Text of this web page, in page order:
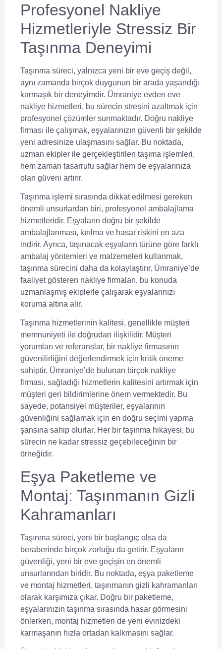
Profesyonel Nakliye
Hizmetleriyle Stressiz Bir
Taşınma Deneyimi
Taşınma süreci, yalnızca yeni bir eve geçiş değil,
aynı zamanda birçok duygunun bir arada yaşandığı
karmaşık bir deneyimdir. Ümraniye evden eve
nakliye hizmetleri, bu sürecin stresini azaltmak için
profesyonel çözümler sunmaktadır. Doğru nakliye
firması ile çalışmak, eşyalarınızın güvenli bir şekilde
yeni adresinize ulaşmasını sağlar. Bu noktada,
uzman ekipler ile gerçekleştirilen taşıma işlemleri,
hem zaman tasarrufu sağlar hem de eşyalarınıza
olan güveni artırır.
Taşınma işlemi sırasında dikkat edilmesi gereken
önemli unsurlardan biri, profesyonel ambalajlama
hizmetleridir. Eşyaların doğru bir şekilde
ambalajlanması, kırılma ve hasar riskini en aza
indirir. Ayrıca, taşınacak eşyaların türüne göre farklı
ambalaj yöntemleri ve malzemeleri kullanmak,
taşınma sürecini daha da kolaylaştırır. Ümraniye’de
faaliyet gösteren nakliye firmaları, bu konuda
uzmanlaşmış ekiplerle çalışarak eşyalarınızı
koruma altına alır.
Taşınma hizmetlerinin kalitesi, genellikle müşteri
memnuniyeti ile doğrudan ilişkilidir. Müşteri
yorumları ve referanslar, bir nakliye firmasının
güvenilirliğini değerlendirmek için kritik öneme
sahiptir. Ümraniye’de bulunan birçok nakliye
firması, sağladığı hizmetlerin kalitesini artırmak için
müşteri geri bildirimlerine önem vermektedir. Bu
sayede, potansiyel müşteriler, eşyalarının
güvenliğini sağlamak için en doğru seçimi yapma
şansına sahip olurlar. Her bir taşınma hikayesi, bu
sürecin ne kadar stressiz geçebileceğinin bir
örneğidir.
Eşya Paketleme ve
Montaj: Taşınmanın Gizli
Kahramanları
Taşınma süreci, yeni bir başlangıç olsa da
beraberinde birçok zorluğu da getirir. Eşyaların
güvenliği, yeni bir eve geçişin en önemli
unsurlarından biridir. Bu noktada, eşya paketleme
ve montaj hizmetleri, taşınmanın gizli kahramanları
olarak karşımıza çıkar. Doğru bir paketleme,
eşyalarınızın taşınma sırasında hasar görmesini
önlerken, montaj hizmetleri de yeni evinizdeki
karmaşanın hızla ortadan kalkmasını sağlar.